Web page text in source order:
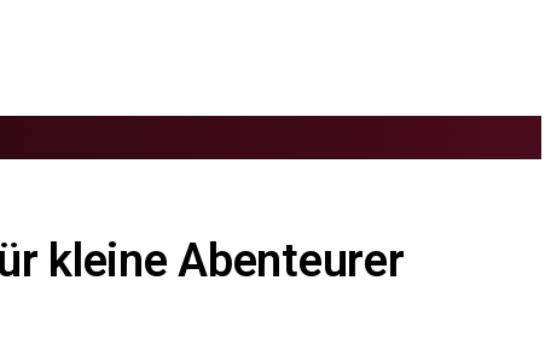
kleine Abenteurer